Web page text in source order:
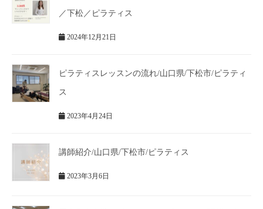
／下松／ピラティス
2024年12月21日
ピラティスレッスンの流れ/山口県/下松市/ピラティ
ス
2023年4月24日
講師紹介/山口県/下松市/ピラティス
2023年3月6日